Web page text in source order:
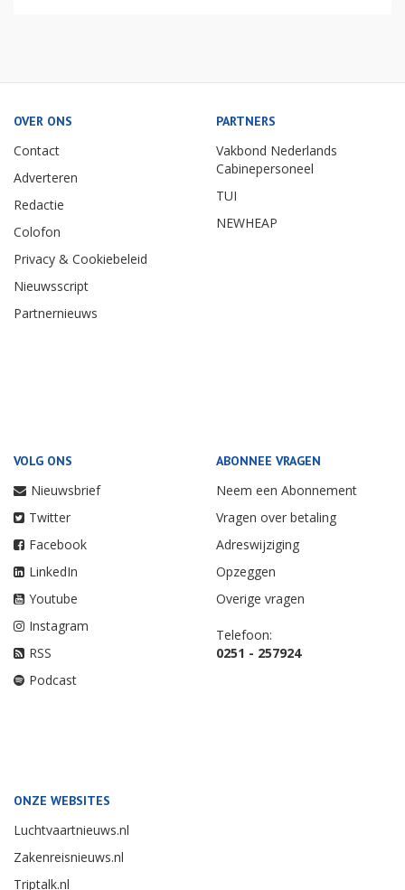
OVER ONS
Contact
Adverteren
Redactie
Colofon
Privacy & Cookiebeleid
Nieuwsscript
Partnernieuws
PARTNERS
Vakbond Nederlands
Cabinepersoneel
TUI
NEWHEAP
VOLG ONS
Nieuwsbrief
Twitter
Facebook
LinkedIn
Youtube
Instagram
RSS
Podcast
ABONNEE VRAGEN
Neem een Abonnement
Vragen over betaling
Adreswijziging
Opzeggen
Overige vragen
Telefoon:
0251 - 257924
ONZE WEBSITES
Luchtvaartnieuws.nl
Zakenreisnieuws.nl
Triptalk.nl